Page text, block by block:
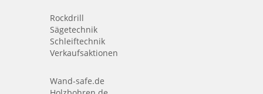
Rockdrill
Sägetechnik
Schleiftechnik
Verkaufsaktionen
Wand-safe.de